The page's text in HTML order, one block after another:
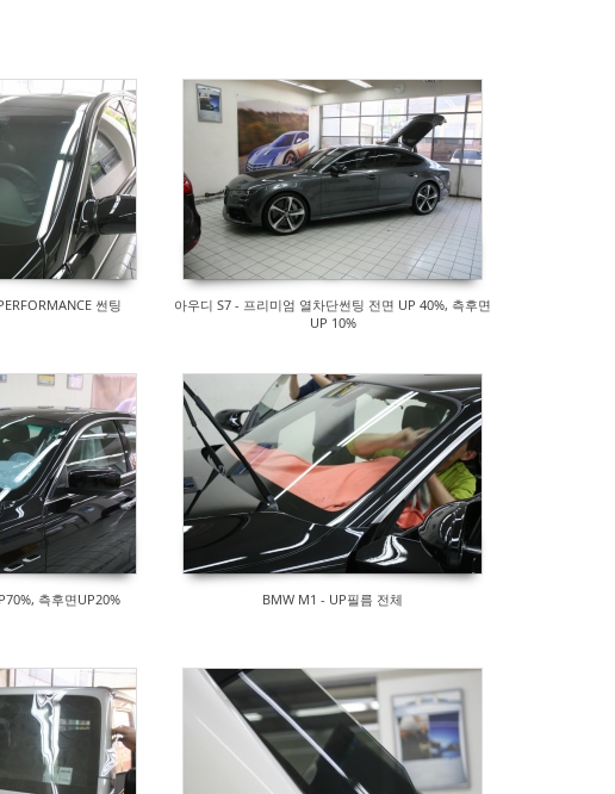
썬팅
아우디 S7 - 프리미엄 열차단썬팅 전면 UP 40%, 측후면
UP 10%
측후면UP20% BMW M1 - UP필름 전체